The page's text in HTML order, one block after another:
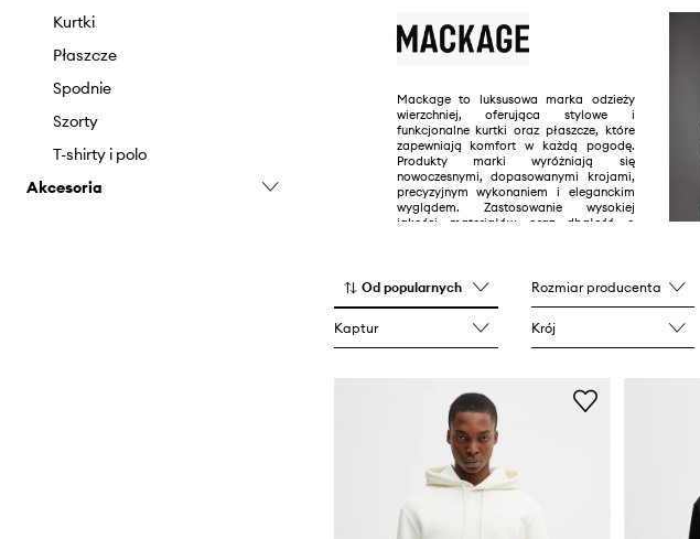
Płaszcze
Spodnie i legginsy
Szorty
Topy i t-shirty
Szaliki i chusty
Kurtki
Płaszcze
Spodnie
Szorty
T-shirty i polo
Akcesoria
Mackage to luksusowa marka odzieży
wierzchniej, oferująca stylowe i
funkcjonalne kurtki oraz płaszcze, które
zapewniają komfort w każdą pogodę.
Produkty marki wyróżniają się
nowoczesnymi, dopasowanymi krojami,
precyzyjnym wykonaniem i eleganckim
wyglądem. Zastosowanie wysokiej
jakości materiałów oraz dbałość o
połączeniu wyrafinowanego stylu z
funkcjonalnością, stając się synonimem
Od popularnych Rozmiar producenta
Kaptur Krój